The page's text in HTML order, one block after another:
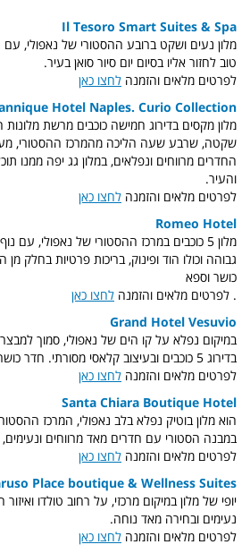
Il Tesoro Smart Suites & Spa
מלון נעים ושקט ברובע ההסטורי של נאפולי,
טוב לחזור אליו בסיום יום סיור סואן בעיר.
לפרטים מלאים והזמנה לחצו כאן
Hotel Naples. Curio Collection
מלון מקסים בדירוג חמישה כוכבים מרשת מלונות
שקטה, שרבע שעה הליכה מהמרכז ההסטורי,
החדרים מרווחים ונפלאים, במלון גג יפה ממנו
והעיר.
לפרטים מלאים והזמנה לחצו כאן
Romeo Hotel
מלון 5 כוכבים במרכז ההסטורי של נאפולי,
גבוהה וכולו הוד ופינוק, בריכות פרטיות בחלק
כושר וספא
. לפרטים מלאים והזמנה לחצו כאן
Grand Hotel Vesuvio
במיקום נפלא על קו הים של נאפולי, סמוך
בדירוג 5 כוכבים ובעיצוב קלאסי מסורתי. חדר כושר וספא.
לפרטים מלאים והזמנה לחצו כאן
Santa Chiara Boutique Hotel
הוא מלון בוטיק נפלא בלב נאפולי, המרכז
במבנה הסטורי עם חדרים מאד מרווחים
לפרטים מלאים והזמנה לחצו כאן
Place boutique & Wellness Suites
יופי של מלון במיקום מרכזי, על רחוב טולדו
נעימים ובחירה מאד נוחה.
לפרטים מלאים והזמנה לחצו כאן